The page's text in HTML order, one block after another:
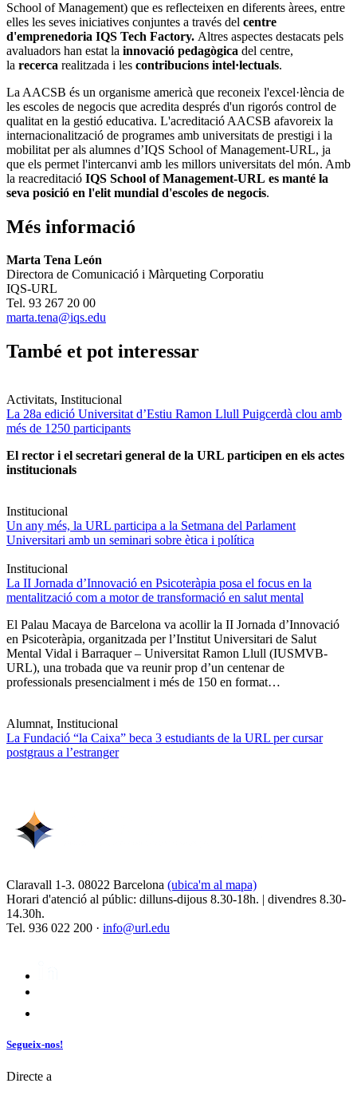
School of Management) que es reflecteixen en diferents àrees, entre
elles les seves iniciatives conjuntes a través del centre
d'emprenedoria IQS Tech Factory. Altres aspectes destacats pels
avaluadors han estat la innovació pedagògica del centre,
la recerca realitzada i les contribucions intel·lectuals.
La AACSB és un organisme americà que reconeix l'excel·lència de
les escoles de negocis que acredita després d'un rigorós control de
qualitat en la gestió educativa. L'acreditació AACSB afavoreix la
internacionalització de programes amb universitats de prestigi i la
mobilitat per als alumnes d’IQS School of Management-URL, ja
que els permet l'intercanvi amb les millors universitats del món. Amb
la reacreditació IQS School of Management-URL es manté la
seva posició en l'elit mundial d'escoles de negocis.
Més informació
Marta Tena León
Directora de Comunicació i Màrqueting Corporatiu
IQS-URL
Tel. 93 267 20 00
marta.tena@iqs.edu
També et pot interessar
Activitats, Institucional
La 28a edició Universitat d’Estiu Ramon Llull Puigcerdà clou amb
més de 1250 participants
El rector i el secretari general de la URL participen en els actes
institucionals
Institucional
Un any més, la URL participa a la Setmana del Parlament
Universitari amb un seminari sobre ètica i política
Institucional
La II Jornada d’Innovació en Psicoteràpia posa el focus en la
mentalització com a motor de transformació en salut mental
El Palau Macaya de Barcelona va acollir la II Jornada d’Innovació
en Psicoteràpia, organitzada per l’Institut Universitari de Salut
Mental Vidal i Barraquer – Universitat Ramon Llull (IUSMVB-
URL), una trobada que va reunir prop d’un centenar de
professionals presencialment i més de 150 en format…
Alumnat, Institucional
La Fundació “la Caixa” beca 3 estudiants de la URL per cursar
postgraus a l’estranger
Claravall 1-3. 08022 Barcelona (ubica'm al mapa)
Horari d'atenció al públic: dilluns-dijous 8.30-18h. | divendres 8.30-
14.30h.
Tel. 936 022 200 · info@url.edu
Segueix-nos!
Directe a